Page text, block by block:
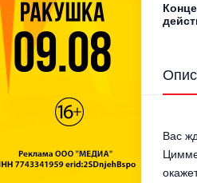
Вас